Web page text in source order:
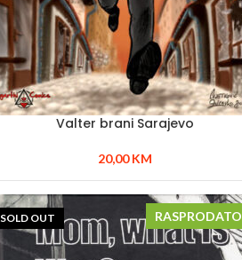
Valter brani Sarajevo
20,00KM
SOLD OUT RASPRODATO